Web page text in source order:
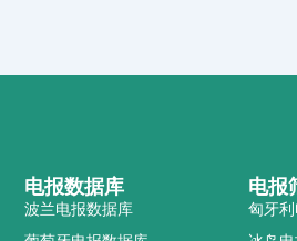
电报
匈牙
电报数据库
波兰电报数据库